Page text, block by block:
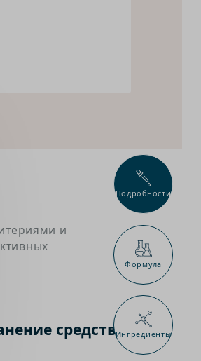
Подробности
Формула
Ингредиенты
и
средства